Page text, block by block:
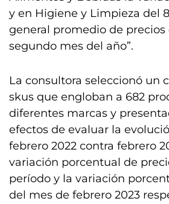
y en Higiene y Limpieza del
general promedio de precios
segundo mes del año”.
La consultora seleccionó un
skus que engloban a 682
diferentes marcas y
efectos de evaluar la
febrero 2022 contra febrero
variación porcentual de
período y la variación
del mes de febrero 2023